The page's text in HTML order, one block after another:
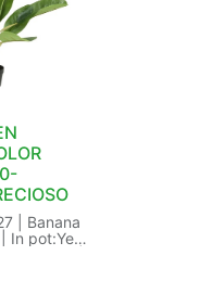
| Banana
In pot:Yes
Color: